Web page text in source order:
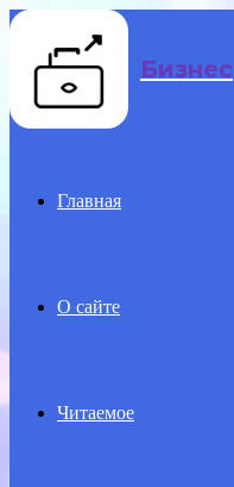
Menu Бизнес
Главная
О сайте
Читаемое